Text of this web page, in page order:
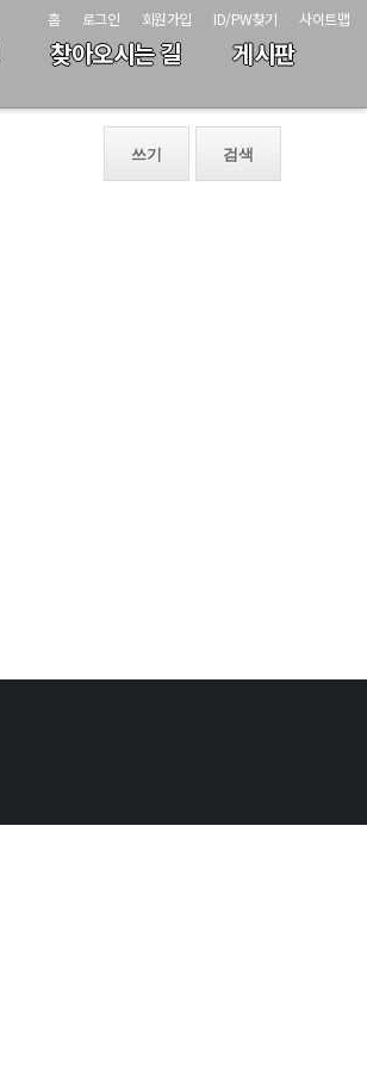
찾아오시는 길 게시판
홈 로그인 회원가입 ID/PW찾기 사이트맵
검색
쓰기